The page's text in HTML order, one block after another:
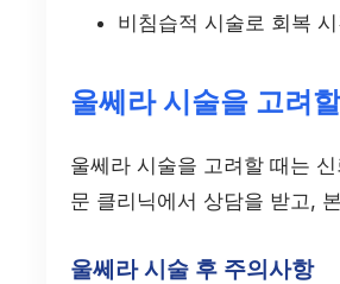
비침습적 시술로 회복
울쎄라 시술을 고려
울쎄라 시술을 고려할 때는
문 클리닉에서 상담을 받고,
울쎄라 시술 후 주의사항